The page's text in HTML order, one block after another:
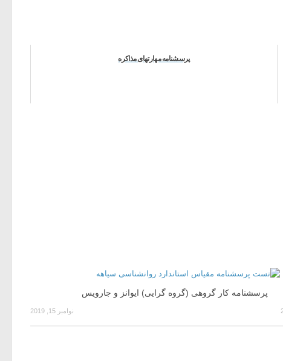
پرسشنامه مهارتهای مذاکره
پرسشنامه کار گروهی (گروه گرایی) ایوانز و جارویس
نوامبر 15, 2019